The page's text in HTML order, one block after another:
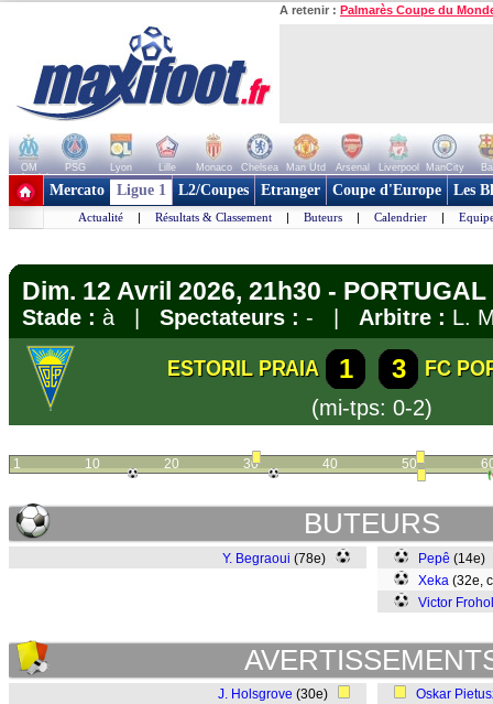
A retenir : Palmarès Coupe du
OM PSG Lyon Lille Monaco Chelsea Man Utd Arsenal Liverpool ManCity
+ de clubs
Mercato Ligue 1 L2/Coupes Etranger Coupe d'Europe Les
Actualité | Résultats & Classement | Buteurs | Calendrier |
Dim. 12 Avril 2026, 21h30 -
Stade : à | Spectateurs : - | Arbitre : L.
ESTORIL PRAIA 1 3
FC
(mi-tps: 0-2)
1 10 20 30 40 50
BUTEURS
Y. Begraoui (78e) Pepê (14e)
Xeka (32e,
Victor
J. Holsgrove (30e)
Oskar